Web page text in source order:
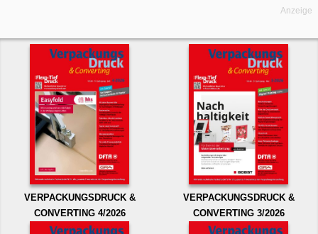
Anzeige
VERPACKUNGSDRUCK &
CONVERTING 4/2026
VERPACKUNGSDRUCK &
CONVERTING 3/2026